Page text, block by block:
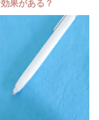
果がある？